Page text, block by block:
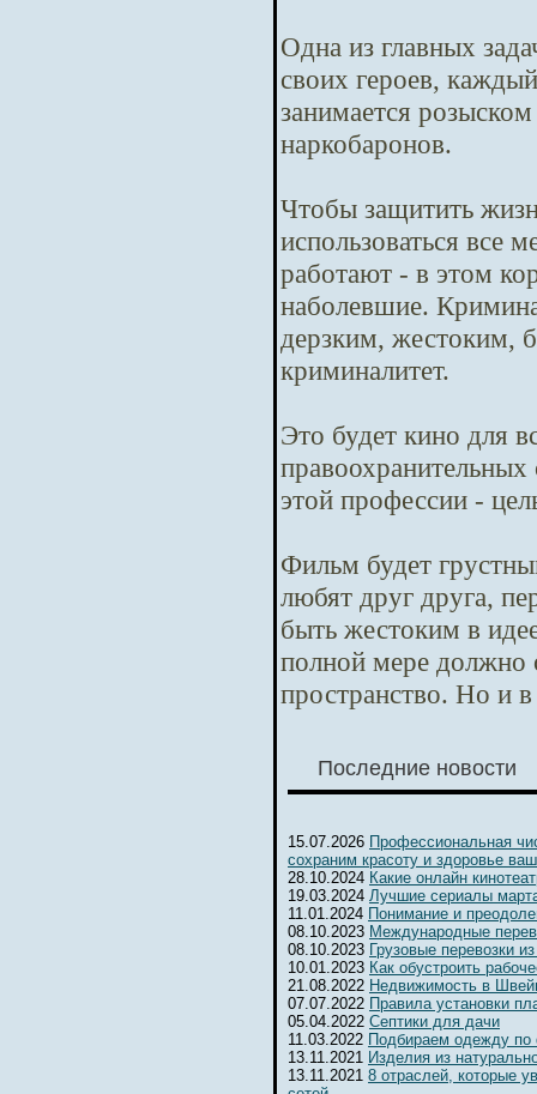
Одна из главных
своих героев,
занимается
наркобаронов.
Чтобы защитить
использоваться все
работают - в этом
наболевшие.
дерзким, жестоким,
криминалитет.
Это будет кино для
этой профессии -
Фильм будет
любят друг друга,
быть жестоким в
полной мере должно
пространство. Но и
Последние новости
15.07.2026 Профессиональная
сохраним красоту и здоровье
28.10.2024 Какие онлайн
19.03.2024 Лучшие сериалы
11.01.2024 Понимание и
08.10.2023 Международные
08.10.2023 Грузовые перевозки
10.01.2023 Как обустроить
21.08.2022 Недвижимость в
07.07.2022 Правила установки
05.04.2022 Септики для дачи
11.03.2022 Подбираем одежду по
13.11.2021 Изделия из
13.11.2021 8 отраслей, которые